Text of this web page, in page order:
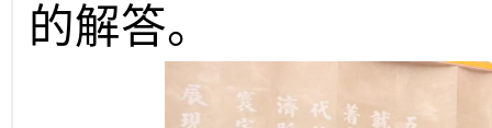
的解答。